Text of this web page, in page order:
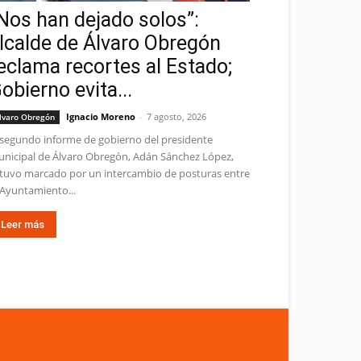
han dejado solos”:
de Álvaro Obregón
recortes al Estado;
evita...
Obregón Ignacio Moreno - 7 agosto, 2026
informe de gobierno del presidente
de Álvaro Obregón, Adán Sánchez López,
marcado por un intercambio de posturas entre
Leer más